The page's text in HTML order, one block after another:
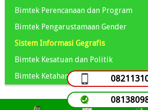
Bimtek Perencanaan dan Program
Bimtek Pengarustamaan Gender
Sistem Informasi Gegrafis
Bimtek Kesatuan dan Politik
Bimtek Ketahanan Pangan